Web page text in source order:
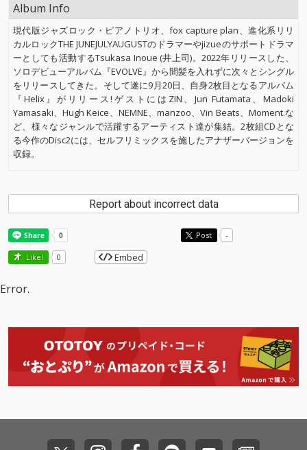
Album Info
現代版ジャズロック・ピアノトリオ、fox capture plan、進化系リリ
カルロックTHE JUNEJULYAUGUSTのドラマーやjizueのサポートドラマ
ーとしても活動するTsukasa Inoue (井上司)。2022年リリースした、
ソロデビューアルバム『EVOLVE』から間髪を入れずに次々とシングル
をリリースしてきた。そして遂に9月20日、自身2枚目となるアルバム
『Helix』がリリース!ゲストにはZIN、Jun Futamata、Madoki
Yamasaki、Hugh Keice、NEMNE、manzoo、Vin Beats、Moment.な
ど、様々なジャンルで活躍するアーティスト達が集結。2枚組CDとな
る今作のDisc2には、セルフリミックスを施したアナザーバージョンを
収録。
Report about incorrect data
Post -
Like! 0 Embed
Error.